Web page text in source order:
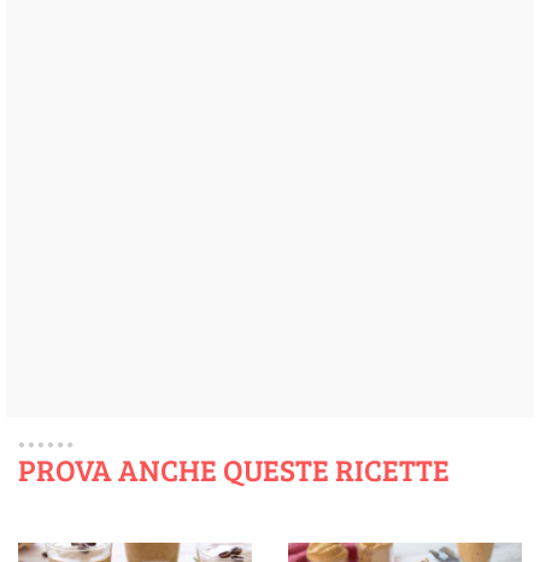
PROVA ANCHE QUESTE RICETTE